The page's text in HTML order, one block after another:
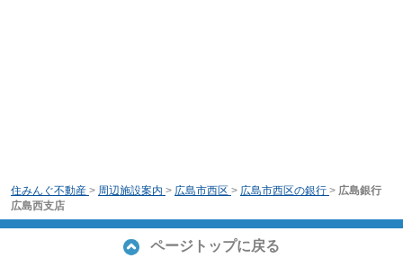
住みんぐ不動産 > 周辺施設案内 > 広島市西区 > 広島市西区の銀行 > 広島銀行
広島西支店
ページトップに戻る